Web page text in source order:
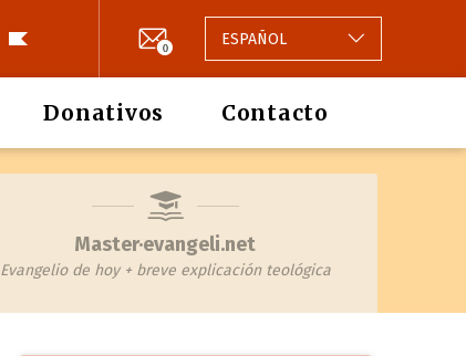
0 ESPAÑOL
Donativos Contacto
Master·evangeli.net
Evangelio de hoy + breve explicación teológica